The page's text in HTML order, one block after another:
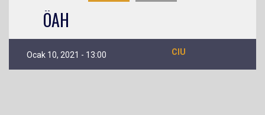
ÖAH
Ocak 10, 2021 - 13:00 CIU